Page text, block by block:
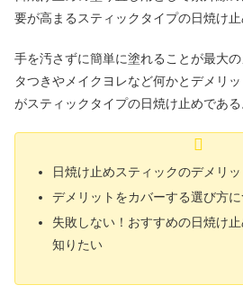
要が高まるスティックタイプの日焼け止
手を汚さずに簡単に塗れることが最大
タつきやメイクヨレなど何かとデメリ
がスティックタイプの日焼け止めである
日焼け止めスティックのデメリッ
デメリットをカバーする選び方
失敗しない！おすすめの日焼け
知りたい